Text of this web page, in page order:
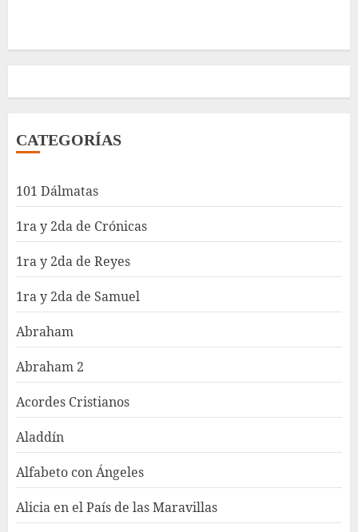
CATEGORÍAS
101 Dálmatas
1ra y 2da de Crónicas
1ra y 2da de Reyes
1ra y 2da de Samuel
Abraham
Abraham 2
Acordes Cristianos
Aladdín
Alfabeto con Ángeles
Alicia en el País de las Maravillas